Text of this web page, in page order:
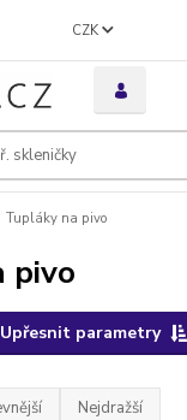
CZK
Tupláky na pivo
pivo
Upřesnit parametry
Nejdražší